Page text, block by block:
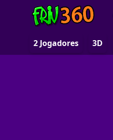
2 Jogadores 3D